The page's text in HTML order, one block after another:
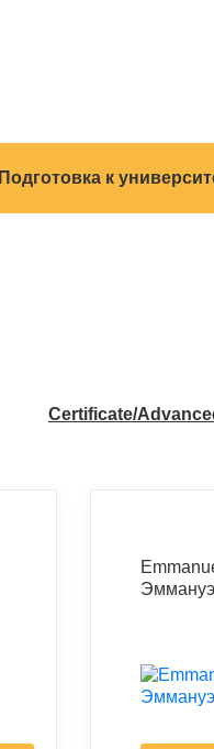
Подготовка к
Certificate/